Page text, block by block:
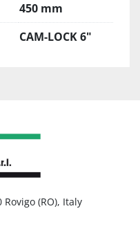
450 mm
CAM-LOCK 6"
(RO), Italy